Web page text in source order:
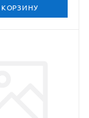
КОРЗИНУ